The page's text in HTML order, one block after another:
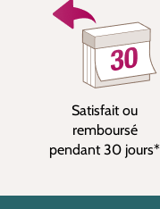
Satisfait ou
remboursé
pendant 30 jours*